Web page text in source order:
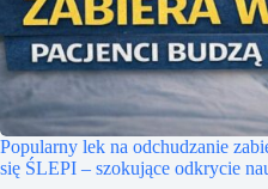
Popularny lek na odchudzanie
się ŚLEPI – szokujące odkrycie